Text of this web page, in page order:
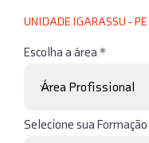
UNIDADE IGARASSU - PE
Escolha a área
Selecione sua Formação